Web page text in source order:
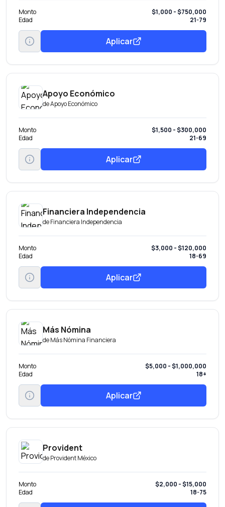
Monto
$1,000 - $750,000
Edad
21-79
Aplicar
Apoyo Económico
deApoyo Económico
Monto
$1,500 - $300,000
Edad
21-69
Aplicar
Financiera Independencia
deFinanciera Independencia
Monto
$3,000 - $120,000
Edad
18-69
Aplicar
Más Nómina
deMás Nómina Financiera
Monto
$5,000 - $1,000,000
Edad
18+
Aplicar
Provident
deProvident México
Monto
$2,000 - $15,000
Edad
18-75